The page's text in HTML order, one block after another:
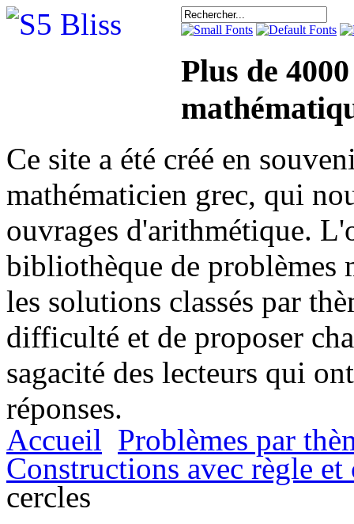
Plus de
Ce site a été créé en
mathématicien grec, qui
ouvrages d'arithmétique.
bibliothèque de problèmes
les solutions classés par
difficulté et de proposer
sagacité des lecteurs qui
réponses.
Accueil Problèmes par
Constructions avec règle et
cercles